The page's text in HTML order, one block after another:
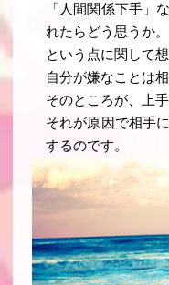
「人間関係下手」
れたらどう思うか。
という点に関して
自分が嫌なことは
そのところが、上
それが原因で相手
するのです。